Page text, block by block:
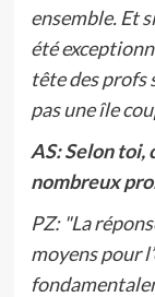
ensemble. Et
été
tête des profs
pas une île
AS: Selon toi,
nombreux
PZ: "La
moyens pour